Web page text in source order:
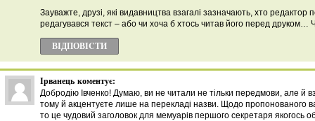
Зауважте, друзі, які видавництва взагалі зазначають, хто редактор
редагувався текст – або чи хоча б хтось читав його перед
ВІДПОВІCТИ
Ірванець коментує:
Добродію Івченко! Думаю, ви не читали не тільки передмови, але й
тому й акцентуєте лише на перекладі назви. Щодо пропонованого
то це чудовий заголовок для мемуарів першого секретаря якогось